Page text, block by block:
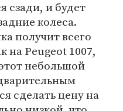
сзади, и будет
колеса.
получит всего
на Peugeot 1007,
небольшой
сделать цену на